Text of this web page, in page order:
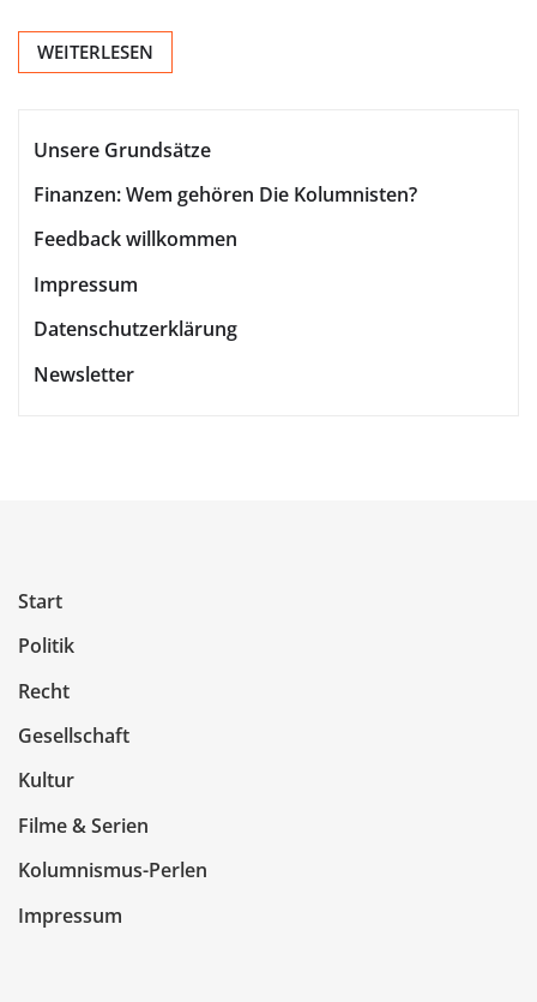
WEITERLESEN
Unsere Grundsätze
Finanzen: Wem gehören Die Kolumnisten?
Feedback willkommen
Impressum
Datenschutzerklärung
Newsletter
Start
Politik
Recht
Gesellschaft
Kultur
Filme & Serien
Kolumnismus-Perlen
Impressum